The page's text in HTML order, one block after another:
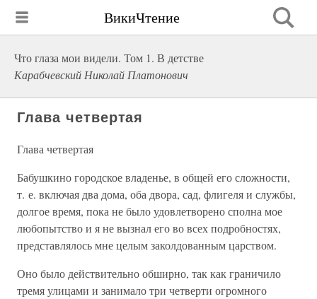
ВикиЧтение
Что глаза мои видели. Том 1. В детстве
Карабчевский Николай Платонович
Глава четвертая
Глава четвертая
Бабушкино городское владенье, в общей его сложности,
т. е. включая два дома, оба двора, сад, флигеля и службы,
долгое время, пока не было удовлетворено сполна мое
любопытство и я не вызнал его во всех подробностях,
представлялось мне целым заколдованным царством.
Оно было действительно обширно, так как граничило
тремя улицами и занимало три четверти огромного